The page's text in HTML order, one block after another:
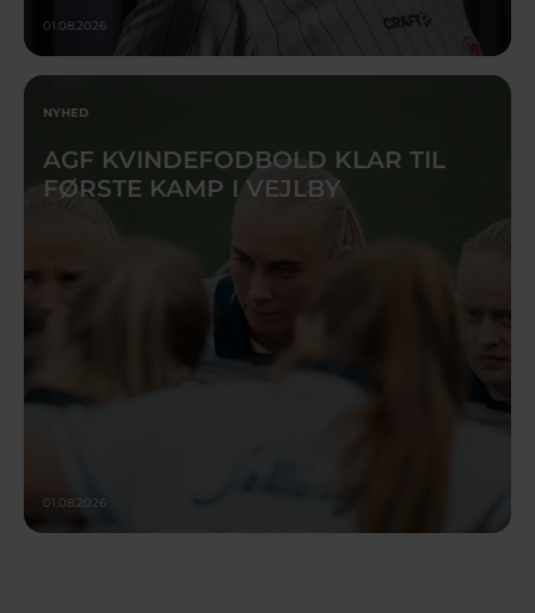
01.08.2026
NYHED
AGF KVINDEFODBOLD KLAR TIL
FØRSTE KAMP I VEJLBY
01.08.2026